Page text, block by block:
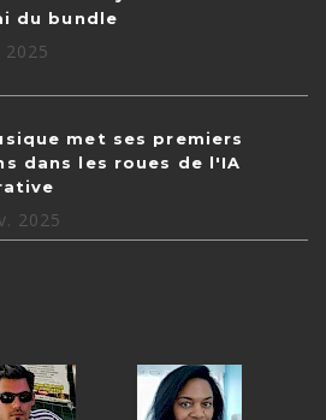
du bundle
met ses premiers
dans les roues de l'IA
2025